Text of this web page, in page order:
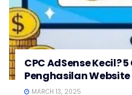
CPC AdSense Kecil?
Penghasilan Website
MARCH 13, 2025